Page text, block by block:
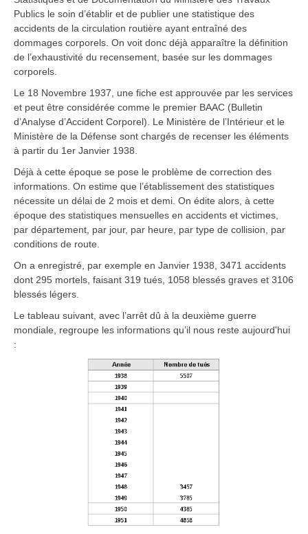
Publics le soin d’établir et de publier une statistique des
accidents de la circulation routière ayant entraîné des
dommages corporels. On voit donc déjà apparaître la définition
de l’exhaustivité du recensement, basée sur les dommages
corporels.
Le 18 Novembre 1937, une fiche est approuvée par les services
et peut être considérée comme le premier BAAC (Bulletin
d’Analyse d’Accident Corporel). Le Ministère de l’Intérieur et le
Ministère de la Défense sont chargés de recenser les éléments
à partir du 1er Janvier 1938.
Déjà à cette époque se pose le problème de correction des
informations. On estime que l’établissement des statistiques
nécessite un délai de 2 mois et demi. On édite alors, à cette
époque des statistiques mensuelles en accidents et victimes,
par département, par jour, par heure, par type de collision, par
conditions de route.
On a enregistré, par exemple en Janvier 1938, 3471 accidents
dont 295 mortels, faisant 319 tués, 1058 blessés graves et 3106
blessés légers.
Le tableau suivant, avec l’arrêt dû à la deuxième guerre
mondiale, regroupe les informations qu’il nous reste aujourd'hui
: